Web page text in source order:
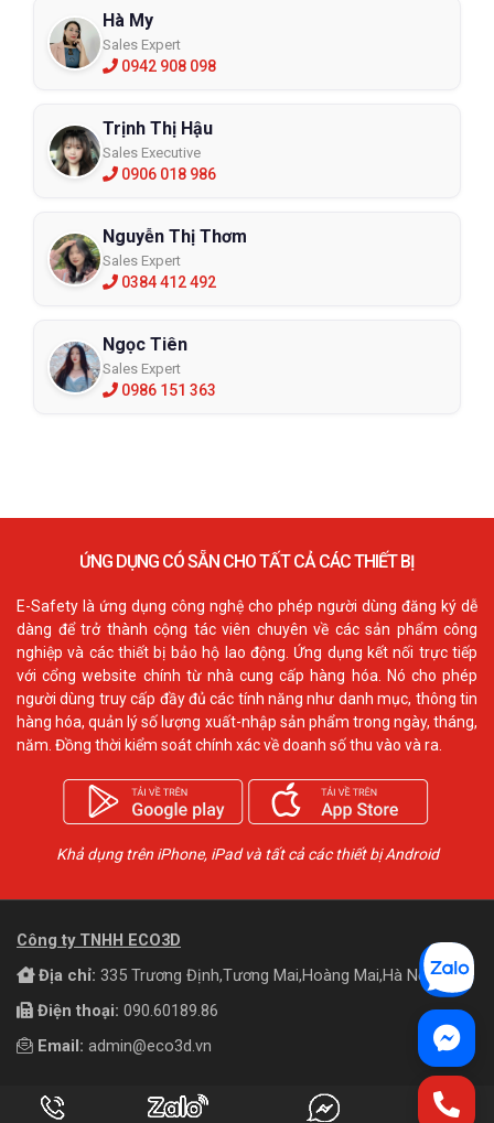
Hà My
Sales Expert
0942 908 098
Trịnh Thị Hậu
Sales Executive
0906 018 986
Nguyễn Thị Thơm
Sales Expert
0384 412 492
Ngọc Tiên
Sales Expert
0986 151 363
ỨNG DỤNG CÓ SẴN CHO TẤT CẢ CÁC THIẾT BỊ
E-Safety là ứng dụng công nghệ cho phép người dùng đăng ký dễ
dàng để trở thành cộng tác viên chuyên về các sản phẩm công
nghiệp và các thiết bị bảo hộ lao động. Ứng dụng kết nối trực tiếp
với cổng website chính từ nhà cung cấp hàng hóa. Nó cho phép
người dùng truy cấp đầy đủ các tính năng như danh mục, thông tin
hàng hóa, quản lý số lượng xuất-nhập sản phẩm trong ngày, tháng,
năm. Đồng thời kiểm soát chính xác về doanh số thu vào và ra.
Khả dụng trên iPhone, iPad và tất cả các thiết bị Android
Công ty TNHH ECO3D
Địa chỉ: 335 Trương Định,Tương Mai,Hoàng Mai,Hà Nội
Điện thoại: 090.60189.86
Email: admin@eco3d.vn
Tổng kho ECO3D Hà Nội